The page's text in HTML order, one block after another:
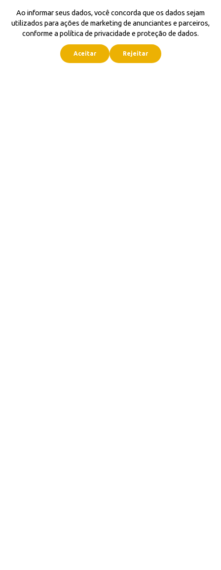
Ao informar seus dados, você concorda que os dados sejam
utilizados para ações de marketing de anunciantes e parceiros,
conforme a política de privacidade e proteção de dados.
Aceitar Rejeitar